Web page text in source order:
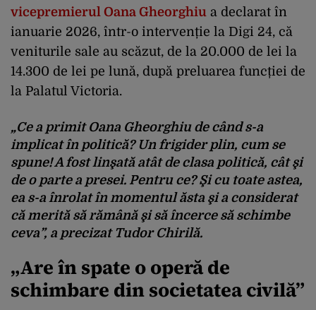
vicepremierul Oana Gheorghiu a declarat în
ianuarie 2026, într-o intervenție la Digi 24, că
veniturile sale au scăzut, de la 20.000 de lei la
14.300 de lei pe lună, după preluarea funcției de
la Palatul Victoria.
„Ce a primit Oana Gheorghiu de când s-a
implicat în politică? Un frigider plin, cum se
spune! A fost linşată atât de clasa politică, cât şi
de o parte a presei. Pentru ce? Şi cu toate astea,
ea s-a înrolat în momentul ăsta şi a considerat
că merită să rămână şi să încerce să schimbe
ceva”, a precizat Tudor Chirilă.
„Are în spate o operă de
schimbare din societatea civilă”